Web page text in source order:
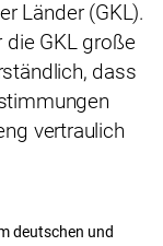
Länder (GKL).
die GKL große
dass
vertraulich
deutschen und